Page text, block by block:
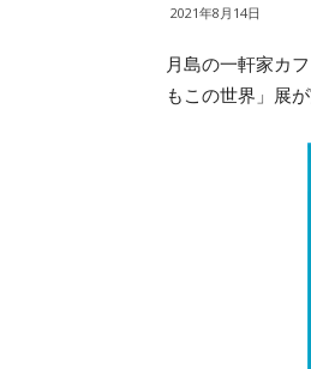
2021年8月14日
月島の一軒家カ
もこの世界」展が